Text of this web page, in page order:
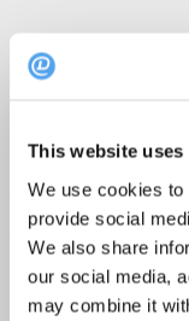
This website uses
We use cookies
provide social
We also share
our social media,
may combine it
Guider
Guide: Nyt
restaurantene
Det er blitt trendy å
du restauranter